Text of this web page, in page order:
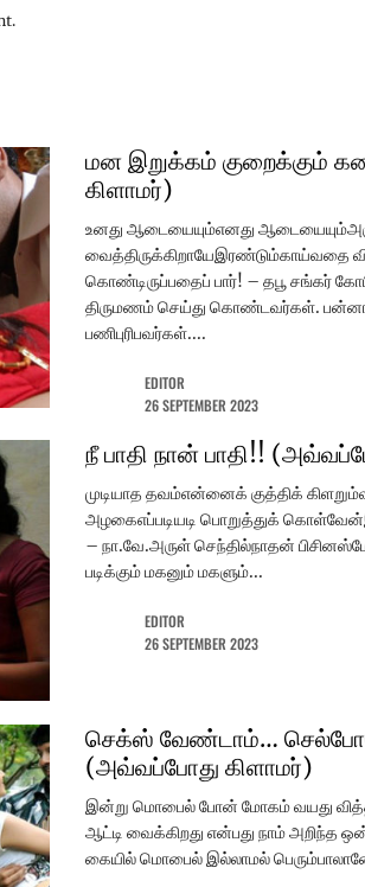
மன இறுக்கம் குறைக்கும்
கிளாமர்)
உனது ஆடையையும்எனது
வைத்திருக்கிறாயேஇரண்டும்காய்வதை
கொண்டிருப்பதைப் பார்! – தபூ சங்கர்
திருமணம் செய்து கொண்டவர்கள்.
பணிபுரிபவர்கள்....
EDITOR
26 SEPTEMBER 2023
நீ பாதி நான் பாதி!!
முடியாத தவம்என்னைக் குத்திக்
அழகைஎப்படியடி பொறுத்துக்
– நா.வே.அருள் செந்தில்நாதன்
படிக்கும் மகனும் மகளும்...
EDITOR
26 SEPTEMBER 2023
செக்ஸ் வேண்டாம்…
(அவ்வப்போது கிளாமர்)
இன்று மொபைல் போன் மோகம் வயது
ஆட்டி வைக்கிறது என்பது நாம் அறிந்த
கையில் மொபைல் இல்லாமல்